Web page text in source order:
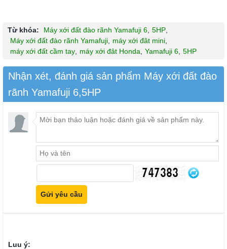
Từ khóa: Máy xới đất đào rãnh Yamafuji 6 5HP
Máy xới đất đào rãnh Yamafuji
máy xới đât mini
máy xới đất cầm tay
máy xới đât Honda Yamafuji 6 5HP
Nhận xét, đánh giá sản phẩm Máy xới đất đào
rãnh Yamafuji 6,5HP
Luu ý: